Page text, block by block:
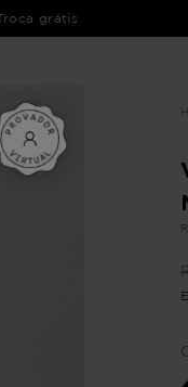
grátis